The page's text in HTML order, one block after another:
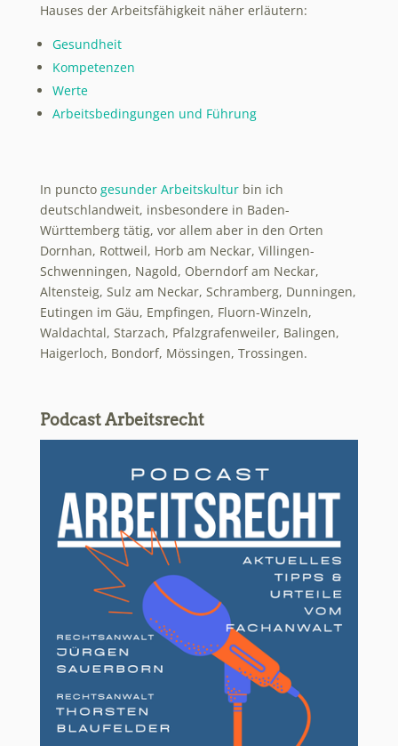
Hauses der Arbeitsfähigkeit näher erläutern:
Gesundheit
Kompetenzen
Werte
Arbeitsbedingungen und Führung
In puncto gesunder Arbeitskulturbin ich
deutschlandweit, insbesondere in Baden-
Württemberg tätig, vor allem aber in den Orten
Dornhan, Rottweil, Horb am Neckar, Villingen-
Schwenningen, Nagold, Oberndorf am Neckar,
Altensteig, Sulz am Neckar, Schramberg, Dunningen,
Eutingen im Gäu, Empfingen, Fluorn-Winzeln,
Waldachtal, Starzach, Pfalzgrafenweiler, Balingen,
Haigerloch, Bondorf, Mössingen, Trossingen.
Podcast Arbeitsrecht